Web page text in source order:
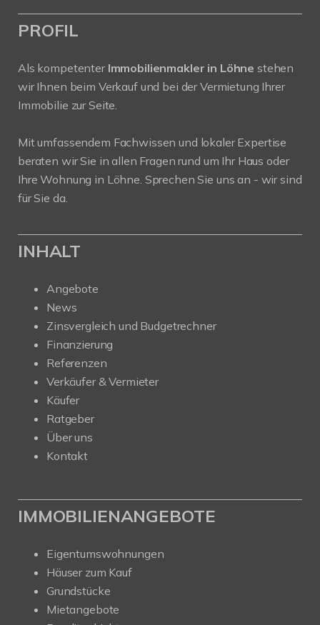
PROFIL
Als kompetenter Immobilienmakler in Löhne stehen
wir Ihnen beim Verkauf und bei der Vermietung Ihrer
Immobilie zur Seite.
Mit umfassendem Fachwissen und lokaler Expertise
beraten wir Sie in allen Fragen rund um Ihr Haus oder
Ihre Wohnung in Löhne. Sprechen Sie uns an - wir sind
für Sie da.
INHALT
Angebote
News
Zinsvergleich und Budgetrechner
Finanzierung
Referenzen
Verkäufer & Vermieter
Käufer
Ratgeber
Über uns
Kontakt
IMMOBILIENANGEBOTE
Eigentumswohnungen
Häuser zum Kauf
Grundstücke
Mietangebote